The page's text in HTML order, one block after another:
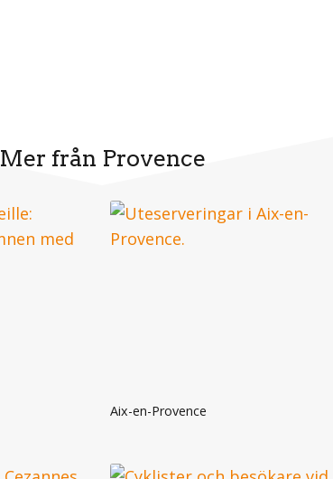
Mer från Provence
Aix-en-Provence